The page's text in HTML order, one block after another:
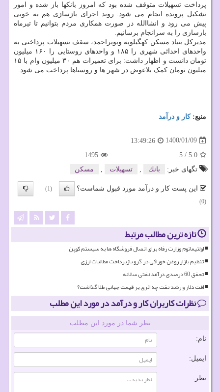
پرداخت تسهیلات متوقف شده بود که امروز بانکها باز شده و امور
تشکیل پرونده انجام می شود. روند اجرای بازسازی هم به خوبی
پیش می رود و انشاالله در صورت همکاری مردم بتوانیم تا تیرماه
بازسازی را به سرانجام برسانیم.
مدیرکل بنیاد مسکن کهگیلویه وبویراحمد، سقف تسهیلات پرداختی به
واحدهای احداثی شهری را ۱۸۵ و واحدهای روستایی را ۱۶۰ میلیون
تومان دانست و اظهار داشت: برای تعمیرات هم ۳۰ میلیون وام با ۱۵
میلیون تومان کمک بلاعوض در شهر ها و روستاها پرداخت می شود.
منبع:كار و درآمد
1400/01/09
13:49:26
5.0
/
5
1495
تگهای خبر:
بانك تسهیلات مسكن
این پست کار و درآمد مورد قبول شماست؟
(1)
(0)
تازه ترین مطالب مرتبط
اولتیماتوم وزارت رفاه برای اتصال فروشگاه ها به سیستم کوپن
تنظیم بازار روغن خوراکی در گرو بازپرداخت مطالبات ارزی
تحقق 60 درصدی درآمد نفتی سالانه
افت دلار و رشد نفت چه اثری بر قیمت جهانی طلا گذاشت؟
نظرات کاربران کار و درآمد در مورد این مطلب
نظر شما در مورد این مطلب
نام:
ایمیل:
نظر: